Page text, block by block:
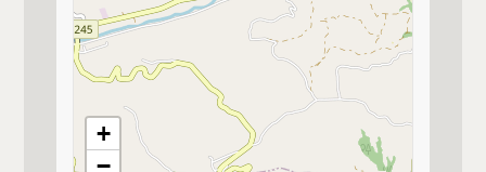
Immobile idoneo per più nuclei familiari
per 2 famiglie
+
−